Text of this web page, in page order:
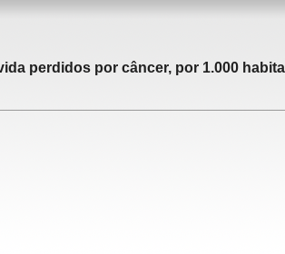
perdidos por câncer, por 1.000